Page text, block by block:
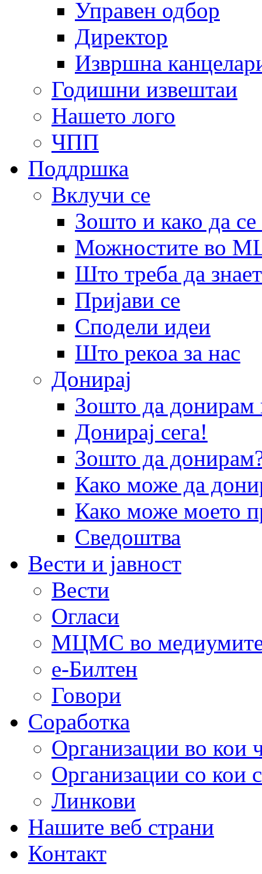
Управен одбор
Директор
Извршна
Годишни извештаи
Нашето лого
ЧПП
Поддршка
Вклучи се
Зошто и како да
Можностите во
Што треба да
Пријави се
Сподели идеи
Што рекоа за нас
Донирај
Зошто да
Донирај сега!
Зошто да
Како може да
Како може моето
Сведоштва
Вести и јавност
Вести
Огласи
МЦМС во
е-Билтен
Говори
Соработка
Организации во кои
Организации со кои
Линкови
Нашите веб страни
Контакт